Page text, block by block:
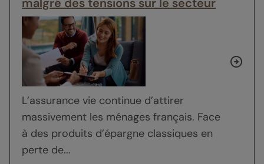
malgré des tensions sur le secteur
L’assurance vie continue d’attirer
massivement les ménages français. Face
à des produits d’épargne classiques en
perte de...